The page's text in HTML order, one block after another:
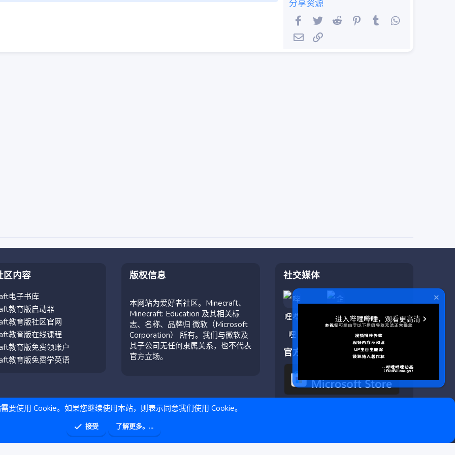
分享资源
Facebook
Twitter Reddit PinterestTumblr
邮件
区内容
电子书库
教育版启动器
教育版社区官网
教育版在线课程
教育版免费领账户
教育版免费学英语
版权信息
本网站为爱好者社区。Minecraft、
Minecraft: Education 及其相关标
志、名称、品牌归 微软（Microsoft
Corporation） 所有。我们与微软及
其子公司无任何隶属关系，也不代表
官方立场。
社交媒体
官方应用
S
要使用 Cookie。如果您继续使用本站，则表示同意我们使用 Cookie。
接受 了解更多。...